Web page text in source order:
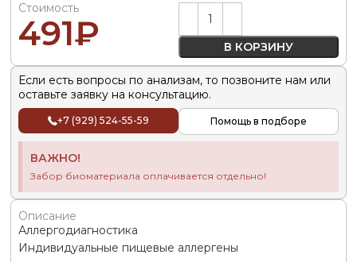
Стоимость
491₽ В КОРЗИНУ
Alternative:
Если есть вопросы по анализам, то позвоните нам или
оставьте заявку на консультацию.
+7 (929) 524-55-59 Помощь в подборе
ВАЖНО!
Забор биоматериала оплачивается отдельно!
Описание
Аллергодиагностика
Индивидуальные пищевые аллергены